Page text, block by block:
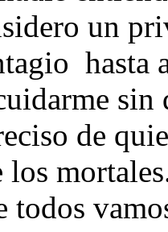
un
hasta
sin
de
los
todos